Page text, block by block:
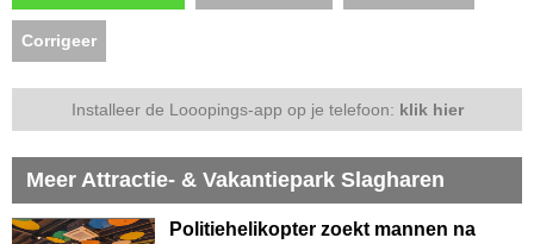
Corrigeer
Installeer de Looopings-app op je telefoon: klik hier
Meer Attractie- & Vakantiepark Slagharen
Politiehelikopter zoekt mannen na